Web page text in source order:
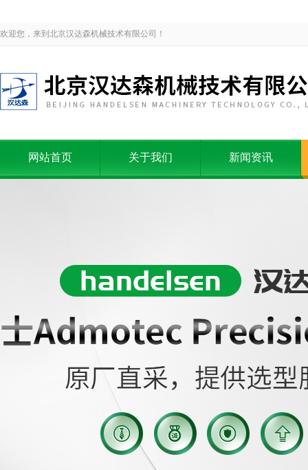
欢迎您，来到北京汉达森机械技术有限公司！
网站首页 关于我们 新闻资讯